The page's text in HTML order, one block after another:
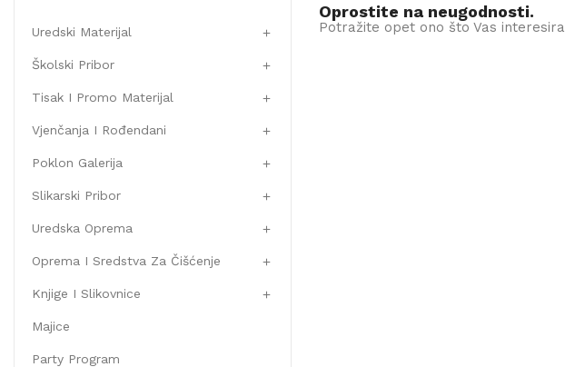
Uredski Materijal 
Školski Pribor 
Tisak I Promo Materijal 
Vjenčanja I Rođendani 
Poklon Galerija 
Slikarski Pribor 
Uredska Oprema 
Oprema I Sredstva Za Čišćenje 
Knjige I Slikovnice 
Majice
Party Program
Oprostite na neugodnosti.
Potražite opet ono što Vas interesira